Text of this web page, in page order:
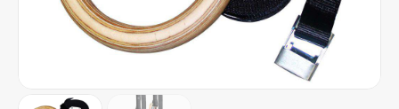
hasta
$559,900
múltiples
variantes.
se